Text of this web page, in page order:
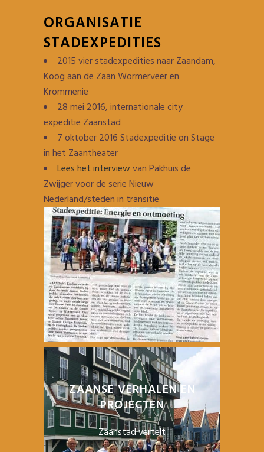
ORGANISATIE
STADEXPEDITIES
2015 vier stadexpedities naar Zaandam,
Koog aan de Zaan Wormerveer en
Krommenie
28 mei 2016, internationale city
expeditie Zaanstad
7 oktober 2016 Stadexpeditie on Stage
in het Zaantheater
Lees het interviewvan Pakhuis de
Zwijger voor de serie Nieuw
Nederland/steden in transitie
ZAANSE VERHALEN EN
PROJECTEN
Zaanstad vertelt